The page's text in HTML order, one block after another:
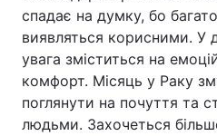
спадає на думку, бо
виявляться корисними. У
увага зміститься на
комфорт. Місяць у Раку
поглянути на почуття та
людьми. Захочеться